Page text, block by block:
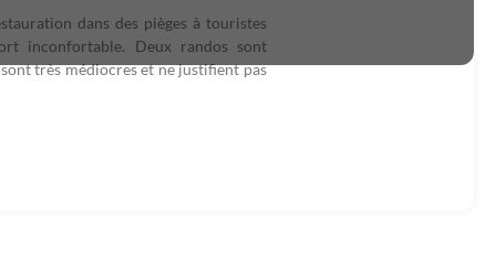
dans des pièges à touristes
inconfortable. Deux randos sont
très médiocres et ne justifient pas